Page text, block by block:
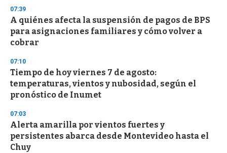
d
s
07:39
A quiénes afecta la suspensión de pagos de BPS
para asignaciones familiares y cómo volver a
cobrar
07:10
Tiempo de hoy viernes 7 de agosto:
temperaturas, vientos y nubosidad, según el
pronóstico de Inumet
07:03
Alerta amarilla por vientos fuertes y
persistentes abarca desde Montevideo hasta el
Chuy